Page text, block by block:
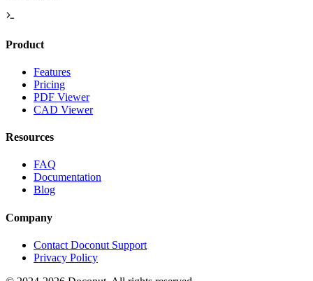
Product
Features
Pricing
PDF Viewer
CAD Viewer
Resources
FAQ
Documentation
Blog
Company
Contact Doconut Support
Privacy Policy